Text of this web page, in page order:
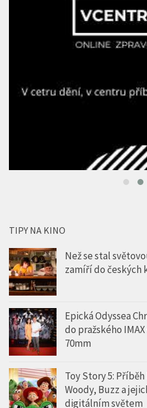
TIPY NA KINO
Než se stal
zamíří do českých
Epická Odyssea
do pražského
70mm
Toy Story 5:
Woody, Buzz a
digitálním světem